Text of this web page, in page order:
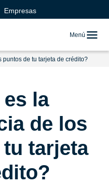
Empresas
Menú
de tu tarjeta de crédito?
la
de los
tarjeta